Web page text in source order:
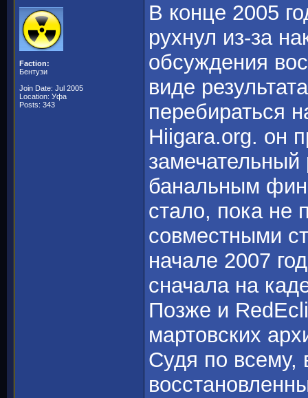
Faction:
Бентузи
Join Date: Jul 2005
Location: Уфа
Posts: 343
В конце 2005
рухнул из-за
обсуждения
виде
перебираться
Hiigara.org. он
замечательный
банальным
стало, пока не
совместными
начале 2007
сначала на
Позже и
мартовских
Судя по всему,